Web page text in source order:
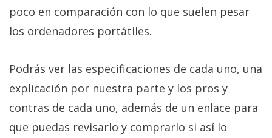
poco en comparación con lo que suelen pesar
los ordenadores portátiles.
Podrás ver las especificaciones de cada uno, una
explicación por nuestra parte y los pros y
contras de cada uno, además de un enlace para
que puedas revisarlo y comprarlo si así lo